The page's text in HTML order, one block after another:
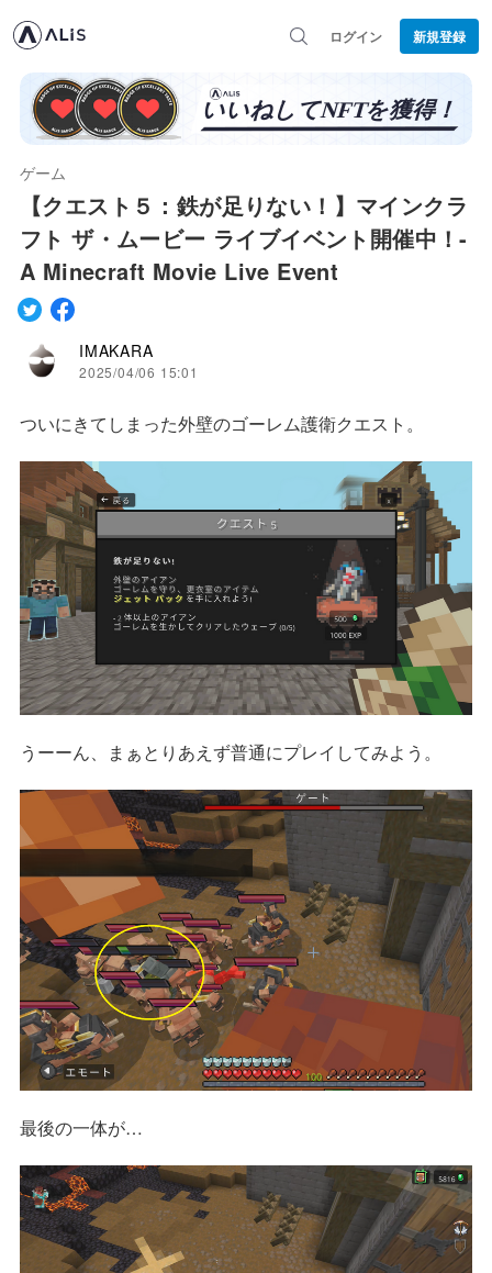
ログイン 新規登録
ゲーム
【クエスト５：鉄が足りない！】マインクラ
フト ザ・ムービー ライブイベント開催中！-
A Minecraft Movie Live Event
IMAKARA
2025/04/06 15:01
ついにきてしまった外壁のゴーレム護衛クエスト。
うーーん、まぁとりあえず普通にプレイしてみよう。
最後の一体が…